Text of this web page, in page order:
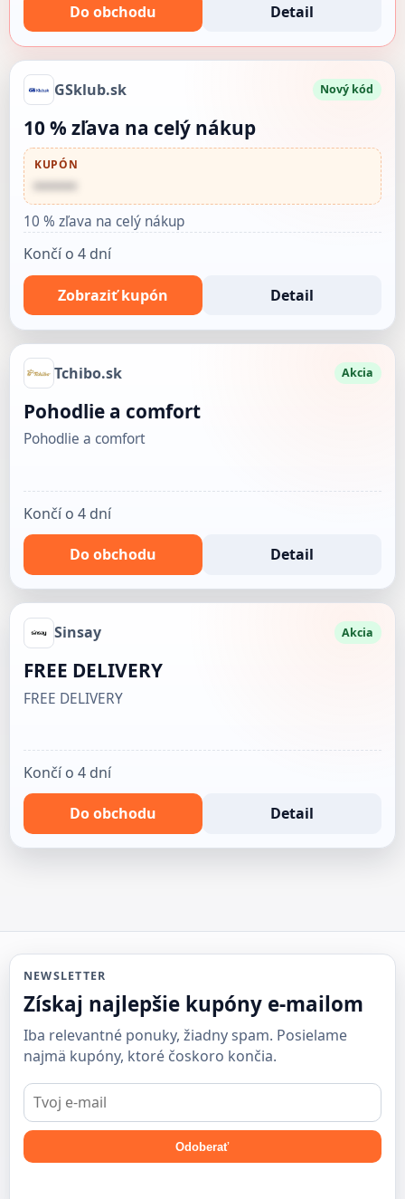
Do obchodu Detail
GSklub.sk Nový kód
10 % zľava na celý nákup
KUPÓN
••••••
10 % zľava na celý nákup
Končí o 4 dní
Zobraziť kupón Detail
Tchibo.sk Akcia
Pohodlie a comfort
Pohodlie a comfort
Končí o 4 dní
Do obchodu Detail
Sinsay Akcia
FREE DELIVERY
FREE DELIVERY
Končí o 4 dní
Do obchodu Detail
NEWSLETTER
Získaj najlepšie kupóny e-mailom
Iba relevantné ponuky, žiadny spam. Posielame
najmä kupóny, ktoré čoskoro končia.
E-
mail
Odoberať